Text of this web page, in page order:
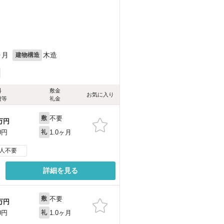
建物構造 木造
等
敷金
礼金
お気に入り
円
敷 不要
礼 1.0ヶ月
不要
詳細を見る
円
敷 不要
礼 1.0ヶ月